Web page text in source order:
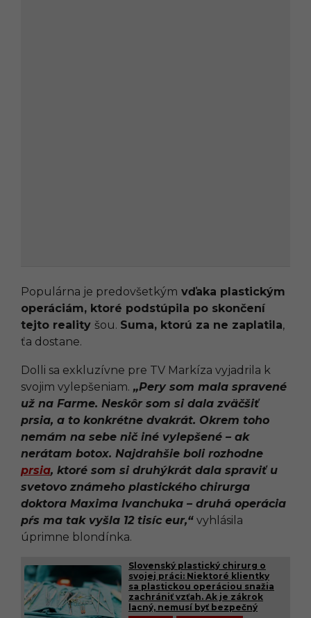
Populárna je predovšetkým vďaka plastickým
operáciám, ktoré podstúpila po skončení
tejto reality šou. Suma, ktorú za ne zaplatila,
ťa dostane.
Dolli sa exkluzívne pre TV Markíza vyjadrila k
svojim vylepšeniam. „Pery som mala spravené
už na Farme. Neskôr som si dala zväčšiť
prsia, a to konkrétne dvakrát. Okrem toho
nemám na sebe nič iné vylepšené – ak
nerátam botox. Najdrahšie boli rozhodne
prsia, ktoré som si druhýkrát dala spraviť u
svetovo známeho plastického chirurga
doktora Maxima Ivanchuka – druhá operácia
pŕs ma tak vyšla 12 tisíc eur,“ vyhlásila
úprimne blondínka.
Slovenský plastický chirurg o
svojej práci: Niektoré klientky
sa plastickou operáciou snažia
zachrániť vzťah. Ak je zákrok
lacný, nemusí byť bezpečný